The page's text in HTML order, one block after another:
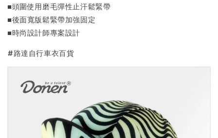
■頭圍使用磨毛彈性止汗鬆緊帶
■後面寬版鬆緊帶加強固定
■時尚設計師專案設計
#路達自行車衣百貨